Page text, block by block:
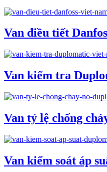
Van điều tiết
Van kiểm tra
Van tỷ lệ chống
Van kiểm soát áp